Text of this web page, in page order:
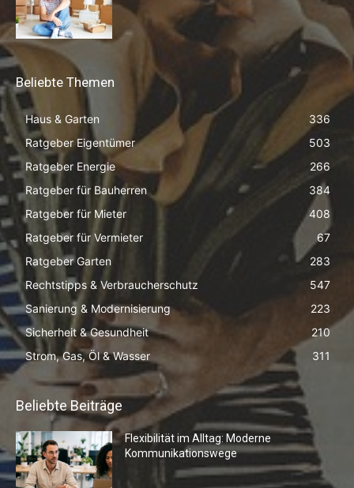
Beliebte Themen
Haus & Garten
336
Ratgeber Eigentümer
503
Ratgeber Energie
266
Ratgeber für Bauherren
384
Ratgeber für Mieter
408
Ratgeber für Vermieter
67
Ratgeber Garten
283
Rechtstipps & Verbraucherschutz
547
Sanierung & Modernisierung
223
Sicherheit & Gesundheit
210
Strom, Gas, Öl & Wasser
311
Beliebte Beiträge
Flexibilität im Alltag: Moderne
Kommunikationswege